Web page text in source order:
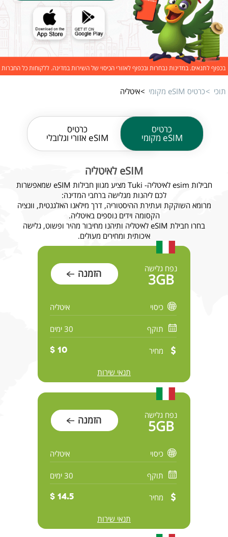
בכפוף לתנאים. במדינות נבחרות ובכפוף לאזורי הכיסוי של השירות במדינה. ללקוחות כל החברות
תוכי כרטיס eSIM מקומי איטליה
כרטיס
eSIM מקומי
כרטיס
eSIM אזורי וגלובלי
eSIM לאיטליה
חבילות esim לאיטליה- Tuki מציע מגוון חבילות eSIM שמאפשרות
לכם ליהנות מגלישה ברחבי המדינה:
מרומא השוקקת ועתירת ההיסטוריה, דרך מילאנו האלגנטית, וונציה
הקסומה וידים נוספים באיטליה.
בחרו חבילת eSIM לאיטליה ותיהנו מחיבור מהיר ופשוט, גלישה
איכותית ומחירים מעולים.
נפח גלישה
3GB הזמנה
כיסוי איטליה
תוקף 30 ימים
מחיר 10 $
תנאי שירות
נפח גלישה
5GB הזמנה
כיסוי איטליה
תוקף 30 ימים
מחיר 14.5 $
תנאי שירות